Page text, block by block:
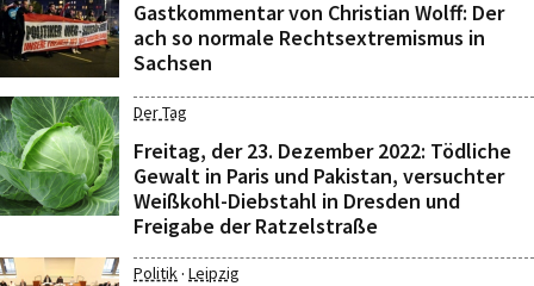
Gastkommentar von Christian Wolff: Der
ach so normale Rechtsextremismus in
Sachsen
Der Tag
Freitag, der 23. Dezember 2022: Tödliche
Gewalt in Paris und Pakistan, versuchter
Weißkohl-Diebstahl in Dresden und
Freigabe der Ratzelstraße
Politik· Leipzig